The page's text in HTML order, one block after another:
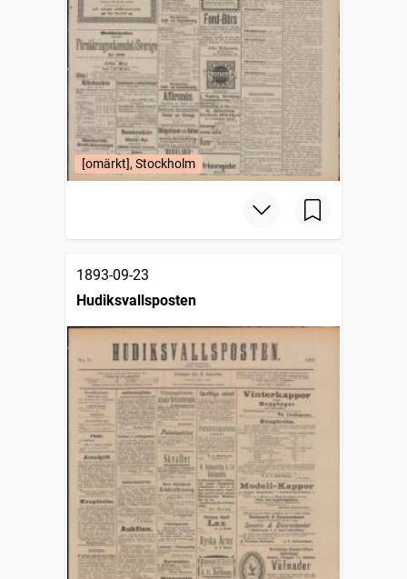
[omärkt], Stockholm
1893-09-23
Hudiksvallsposten